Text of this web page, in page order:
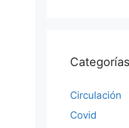
Categorías
Circulación
Covid